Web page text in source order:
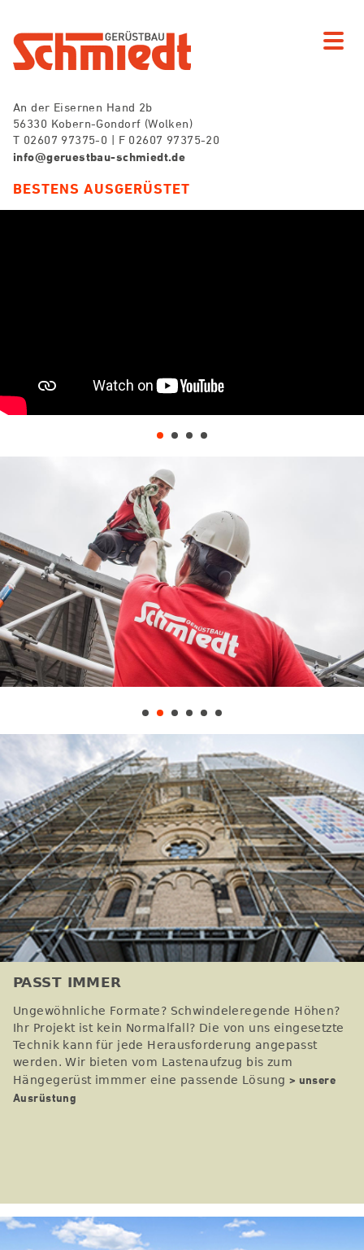
An der Eisernen Hand 2b
56330 Kobern-Gondorf (Wolken)
T 02607 97375-0 | F 02607 97375-20
info@geruestbau-schmiedt.de
BESTENS AUSGERÜSTET
PASST IMMER
Ungewöhnliche Formate? Schwindeleregende Höhen?
Ihr Projekt ist kein Normalfall? Die von uns eingesetzte
Technik kann für jede Herausforderung angepasst
werden. Wir bieten vom Lastenaufzug bis zum
Hängegerüst immmer eine passende Lösung > unsere
Ausrüstung